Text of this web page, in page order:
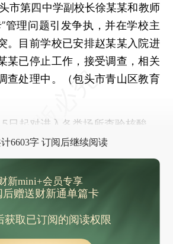
市第四中学副校长徐某某和教师
管理问题引发争执，并在学校主
。目前学校已安排赵某某入院进
某已停止工作，接受调查，相关
查处理中。（包头市青山区教育
日起对进入各类场所查验核酸
6603字 订阅后继续阅读
新mini+会员专享
后赠送财新通单篇卡
取已订阅的阅读权限